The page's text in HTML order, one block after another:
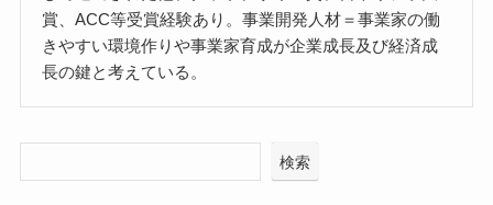
賞、ACC等受賞経験あり。事業開発人材＝事業家の働
きやすい環境作りや事業家育成が企業成長及び経済成
長の鍵と考えている。
検索